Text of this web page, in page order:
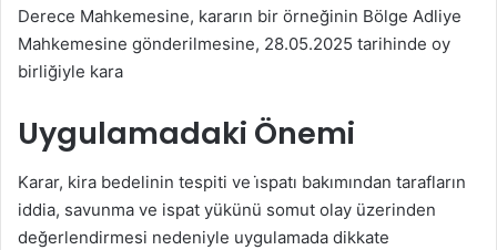
Derece Mahkemesine, kararın bir örneğinin Bölge Adliye
Mahkemesine gönderilmesine, 28.05.2025 tarihinde oy
birliğiyle kara
Uygulamadaki Önemi
Karar, kira bedelinin tespiti ve i̇spatı bakımından tarafların
iddia, savunma ve ispat yükünü somut olay üzerinden
değerlendirmesi nedeniyle uygulamada dikkate